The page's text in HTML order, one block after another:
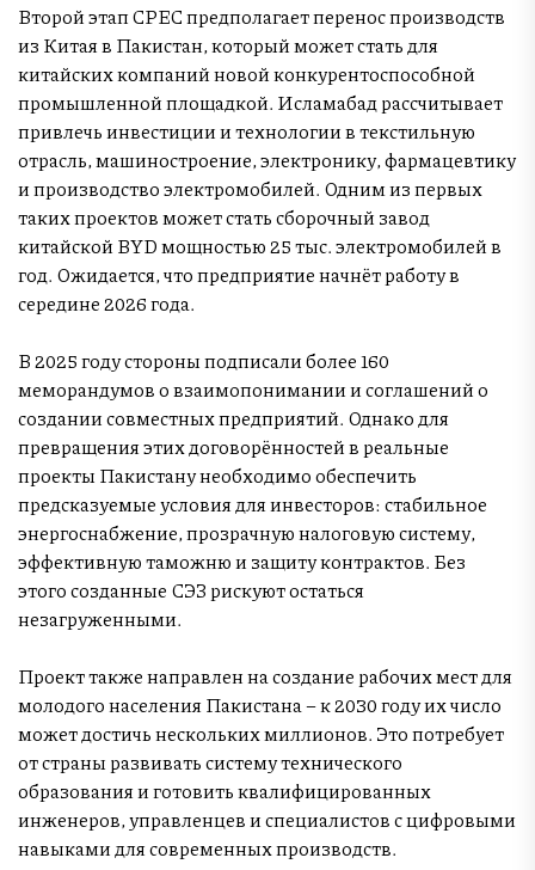
Второй этап CPEC предполагает перенос производств
из Китая в Пакистан, который может стать для
китайских компаний новой конкурентоспособной
промышленной площадкой. Исламабад рассчитывает
привлечь инвестиции и технологии в текстильную
отрасль, машиностроение, электронику, фармацевтику
и производство электромобилей. Одним из первых
таких проектов может стать сборочный завод
китайской BYD мощностью 25 тыс. электромобилей в
год. Ожидается, что предприятие начнёт работу в
середине 2026 года.
В 2025 году стороны подписали более 160
меморандумов о взаимопонимании и соглашений о
создании совместных предприятий. Однако для
превращения этих договорённостей в реальные
проекты Пакистану необходимо обеспечить
предсказуемые условия для инвесторов: стабильное
энергоснабжение, прозрачную налоговую систему,
эффективную таможню и защиту контрактов. Без
этого созданные СЭЗ рискуют остаться
незагруженными.
Проект также направлен на создание рабочих мест для
молодого населения Пакистана – к 2030 году их число
может достичь нескольких миллионов. Это потребует
от страны развивать систему технического
образования и готовить квалифицированных
инженеров, управленцев и специалистов с цифровыми
навыками для современных производств.